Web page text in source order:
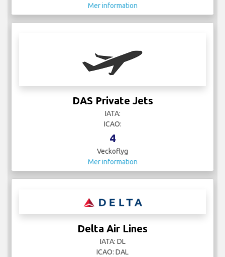
Mer information
DAS Private Jets
IATA:
ICAO:
4
Veckoflyg
Mer information
Delta Air Lines
IATA: DL
ICAO: DAL